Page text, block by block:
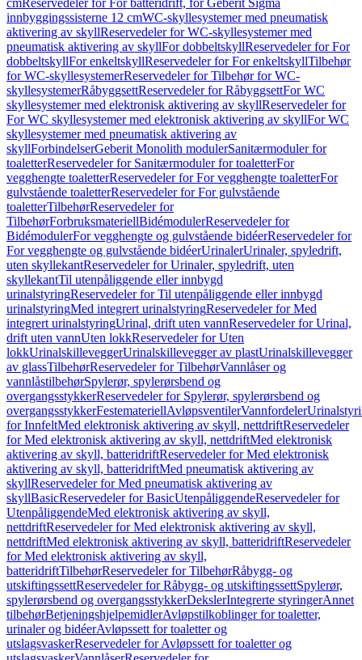
cmReservedeler for For batteridrift, for Geberit Sigma
innbyggingssisterne 12 cmWC-skyllesystemer med pneumatisk
aktivering av skyllReservedeler for WC-skyllesystemer med
pneumatisk aktivering av skyllFor dobbeltskyllReservedeler for For
dobbeltskyllFor enkeltskyllReservedeler for For enkeltskyllTilbehør
for WC-skyllesystemerReservedeler for Tilbehør for WC-
skyllesystemerRåbyggsettReservedeler for RåbyggsettFor WC
skyllesystemer med elektronisk aktivering av skyllReservedeler for
For WC skyllesystemer med elektronisk aktivering av skyllFor WC
skyllesystemer med pneumatisk aktivering av
skyllForbindelserGeberit Monolith modulerSanitærmoduler for
toaletterReservedeler for Sanitærmoduler for toaletterFor
vegghengte toaletterReservedeler for For vegghengte toaletterFor
gulvstående toaletterReservedeler for For gulvstående
toaletterTilbehørReservedeler for
TilbehørForbruksmateriellBidémodulerReservedeler for
BidémodulerFor vegghengte og gulvstående bidéerReservedeler for
For vegghengte og gulvstående bidéerUrinalerUrinaler, spyledrift,
uten skyllekantReservedeler for Urinaler, spyledrift, uten
skyllekantTil utenpåliggende eller innbygd
urinalstyringReservedeler for Til utenpåliggende eller innbygd
urinalstyringMed integrert urinalstyringReservedeler for Med
integrert urinalstyringUrinal, drift uten vannReservedeler for Urinal,
drift uten vannUten lokkReservedeler for Uten
lokkUrinalskilleveggerUrinalskillevegger av plastUrinalskillevegger
av glassTilbehørReservedeler for TilbehørVannlåser og
vannlåstilbehørSpylerør, spylerørsbend og
overgangsstykkerReservedeler for Spylerør, spylerørsbend og
overgangsstykkerFestemateriellAvløpsventilerVannfordeler
for InnfeltMed elektronisk aktivering av skyll, nettdriftReservedeler
for Med elektronisk aktivering av skyll, nettdriftMed elektronisk
aktivering av skyll, batteridriftReservedeler for Med elektronisk
aktivering av skyll, batteridriftMed pneumatisk aktivering av
skyllReservedeler for Med pneumatisk aktivering av
skyllBasicReservedeler for BasicUtenpåliggendeReservedeler for
UtenpåliggendeMed elektronisk aktivering av skyll,
nettdriftReservedeler for Med elektronisk aktivering av skyll,
nettdriftMed elektronisk aktivering av skyll, batteridriftReservedeler
for Med elektronisk aktivering av skyll,
batteridriftTilbehørReservedeler for TilbehørRåbygg- og
utskiftingssettReservedeler for Råbygg- og utskiftingssettSpylerør,
spylerørsbend og overgangsstykkerDekslerIntegrerte styringerAnnet
tilbehørBetjeningshjelpemidlerAvløpstilkoblinger for toaletter,
urinaler og bidéerAvløpssett for toaletter og
utslagsvaskerReservedeler for Avløpssett for toaletter og